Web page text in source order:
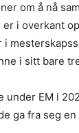
om å nå
er i overkant
i sitt bare
under EM i
ga fra seg